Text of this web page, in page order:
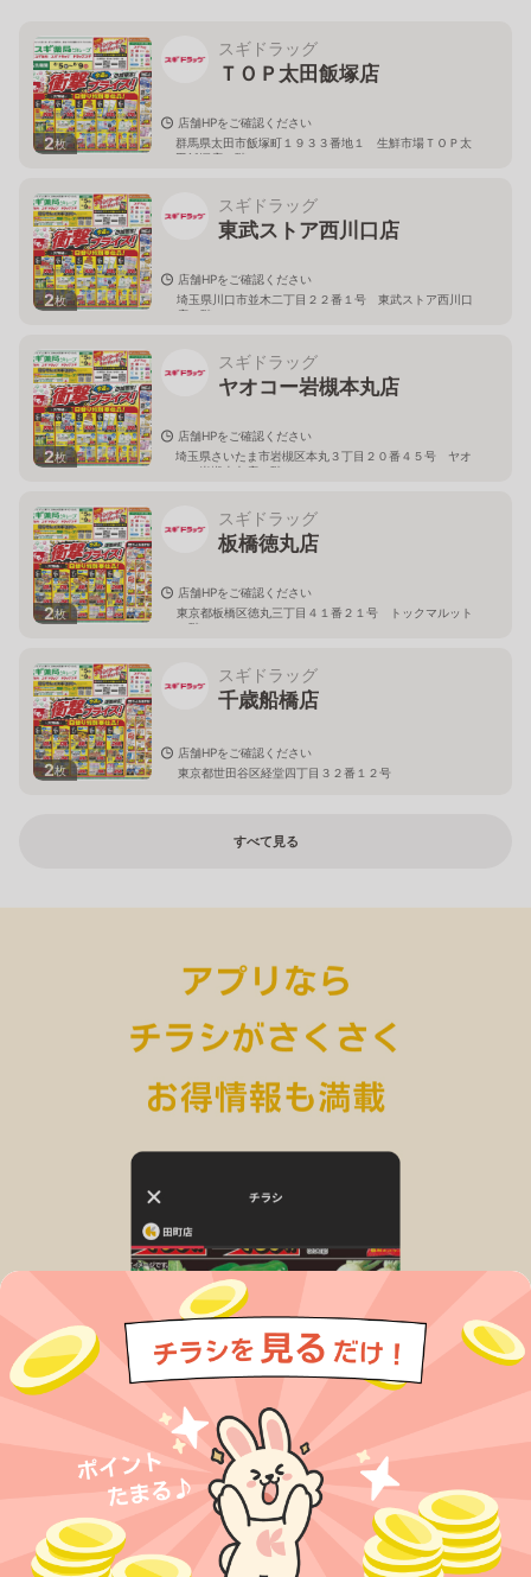
2枚
スギドラッグ
ＴＯＰ太田飯塚店
店舗HPをご確認ください
群馬県太田市飯塚町１９３３番地１ 生鮮市場ＴＯＰ太
田飯塚店１階
2枚
スギドラッグ
東武ストア西川口店
店舗HPをご確認ください
埼玉県川口市並木二丁目２２番１号 東武ストア西川口
店２階
2枚
スギドラッグ
ヤオコー岩槻本丸店
店舗HPをご確認ください
埼玉県さいたま市岩槻区本丸３丁目２０番４５号 ヤオ
コー岩槻本丸店２階
2枚
スギドラッグ
板橋徳丸店
店舗HPをご確認ください
東京都板橋区徳丸三丁目４１番２１号 トックマルット
１階
2枚
スギドラッグ
千歳船橋店
店舗HPをご確認ください
東京都世田谷区経堂四丁目３２番１２号
すべて見る